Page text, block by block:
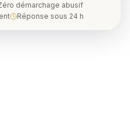
démarchage abusif
Réponse sous 24 h